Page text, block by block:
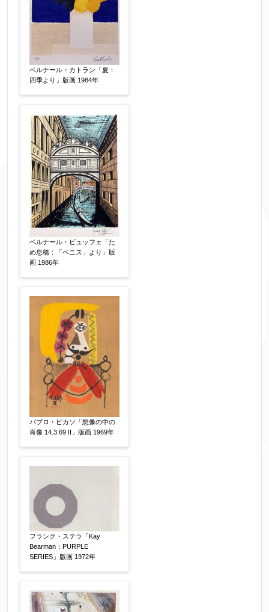
ベルナール・カトラン「夏：
四季より」版画 1984年
ベルナール・ビュッフェ「た
め息橋：「ベニス」より」版
画 1986年
パブロ・ピカソ「想像の中の
肖像 14.3.69 II」版画 1969年
フランク・ステラ「Kay
Bearman：PURPLE
SERIES」版画 1972年